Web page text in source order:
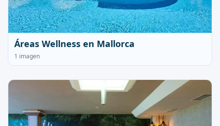
Áreas Wellness en Mallorca
1 imagen